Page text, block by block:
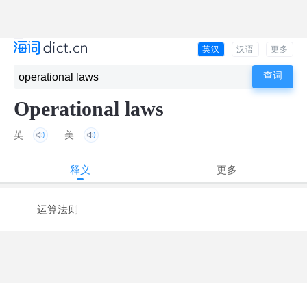
英汉 汉语 更多
Operational laws
英 美
释义 更多
运算法则